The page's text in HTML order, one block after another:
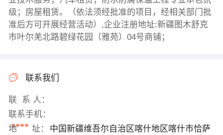
级；房屋租赁。（依法须经批准的项目，经相关部门批
准后方可开展经营活动）,企业注册地址:新疆图木舒克
市叶尔羌北路碧绿花园（雅苑）04号商铺；
联系我们
联 系 人：
联系手机：
****
地 址： 中国新疆维吾尔自治区喀什地区喀什市恰萨